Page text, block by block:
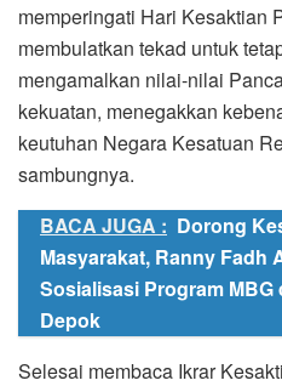
memperingati Hari Kesaktian
membulatkan tekad untuk
mengamalkan nilai-nilai
kekuatan, menegakkan
keutuhan Negara Kesatuan
sambungnya.
BACA JUGA : Dorong
Masyarakat, Ranny Fadh
Sosialisasi Program MBG
Depok
Selesai membaca Ikrar